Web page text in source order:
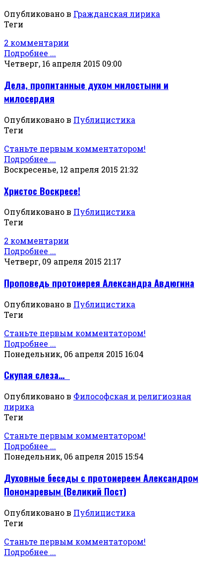
Опубликовано в Гражданская лирика
Теги
2 комментарии
Подробнее ...
Четверг, 16 апреля 2015 09:00
Дела, пропитанные духом милостыни и
милосердия
Опубликовано в Публицистика
Теги
Станьте первым комментатором!
Подробнее ...
Воскресенье, 12 апреля 2015 21:32
Христос Воскресе!
Опубликовано в Публицистика
Теги
2 комментарии
Подробнее ...
Четверг, 09 апреля 2015 21:17
Проповедь протоиерея Александра Авдюгина
Опубликовано в Публицистика
Теги
Станьте первым комментатором!
Подробнее ...
Понедельник, 06 апреля 2015 16:04
Скупая слеза…
Опубликовано в Философская и религиозная
лирика
Теги
Станьте первым комментатором!
Подробнее ...
Понедельник, 06 апреля 2015 15:54
Духовные беседы с протоиереем Александром
Пономаревым (Великий Пост)
Опубликовано в Публицистика
Теги
Станьте первым комментатором!
Подробнее ...